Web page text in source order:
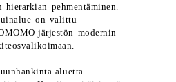
pehmentäminen.
on valittu
järjestön modernin
aluetta